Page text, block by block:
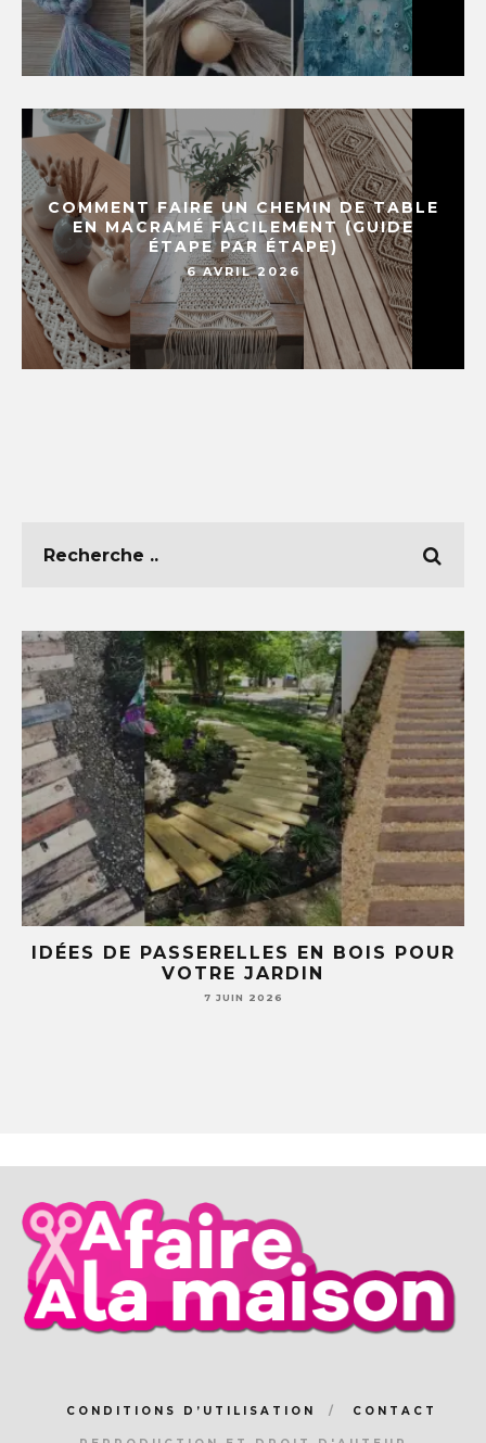
COMMENT FAIRE UN CHEMIN DE TABLE
EN MACRAMÉ FACILEMENT (GUIDE
ÉTAPE PAR ÉTAPE)
6 AVRIL 2026
IDÉES DE PASSERELLES EN BOIS POUR
VOTRE JARDIN
7 JUIN 2026
CONDITIONS D’UTILISATION CONTACT